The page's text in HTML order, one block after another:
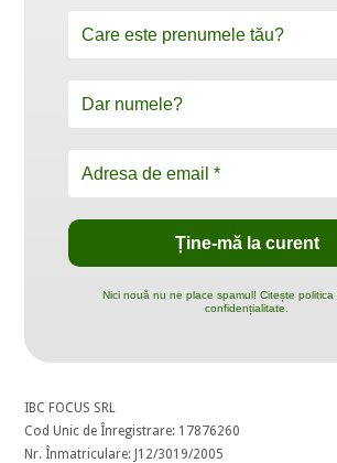
Nici nouă nu ne place spamul! Citește politica
confidențialitate.
IBC FOCUS SRL
Cod Unic de Înregistrare: 17876260
Nr. Înmatriculare: J12/3019/2005